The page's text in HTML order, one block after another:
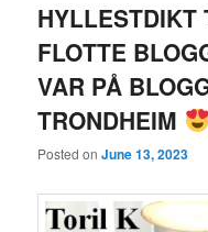
HYLLESTDIKT
FLOTTE
VAR PÅ
TRONDHEIM
Posted onJune 13, 2023